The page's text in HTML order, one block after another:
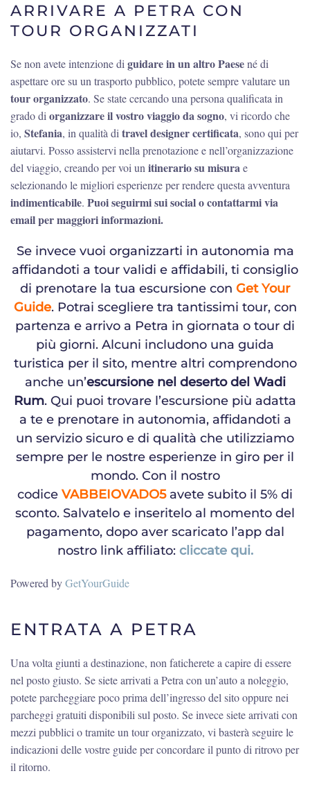
ARRIVARE A PETRA CON
TOUR ORGANIZZATI
Se non avete intenzione di guidare in un altro Paesené di
aspettare ore su un trasporto pubblico, potete sempre valutare un
tour organizzato. Se state cercando una persona qualificata in
grado di organizzare il vostro viaggio da sogno, vi ricordo che
io, Stefania, in qualità di travel designer certificata, sono qui per
aiutarvi. Posso assistervi nella prenotazione e nell’organizzazione
del viaggio, creando per voi un itinerario su misurae
selezionando le migliori esperienze per rendere questa avventura
indimenticabile. Puoi seguirmi sui social o contattarmi via
email per maggiori informazioni.
Se invece vuoi organizzarti in autonomia ma
affidandoti a tour validi e affidabili, ti consiglio
di prenotare la tua escursione con Get Your
Guide. Potrai scegliere tra tantissimi tour, con
partenza e arrivo a Petra in giornata o tour di
più giorni. Alcuni includono una guida
turistica per il sito, mentre altri comprendono
anche un’escursione nel deserto del Wadi
Rum. Qui puoi trovare l’escursione più adatta
a te e prenotare in autonomia, affidandoti a
un servizio sicuro e di qualità che utilizziamo
sempre per le nostre esperienze in giro per il
mondo. Con il nostro
codice VABBEIOVADO5avete subito il 5% di
sconto. Salvatelo e inseritelo al momento del
pagamento, dopo aver scaricato l’app dal
nostro link affiliato: cliccate qui.
Powered byGetYourGuide
ENTRATA A PETRA
Una volta giunti a destinazione, non faticherete a capire di essere
nel posto giusto. Se siete arrivati a Petra con un’auto a noleggio,
potete parcheggiare poco prima dell’ingresso del sito oppure nei
parcheggi gratuiti disponibili sul posto. Se invece siete arrivati con
mezzi pubblici o tramite un tour organizzato, vi basterà seguire le
indicazioni delle vostre guide per concordare il punto di ritrovo per
il ritorno.